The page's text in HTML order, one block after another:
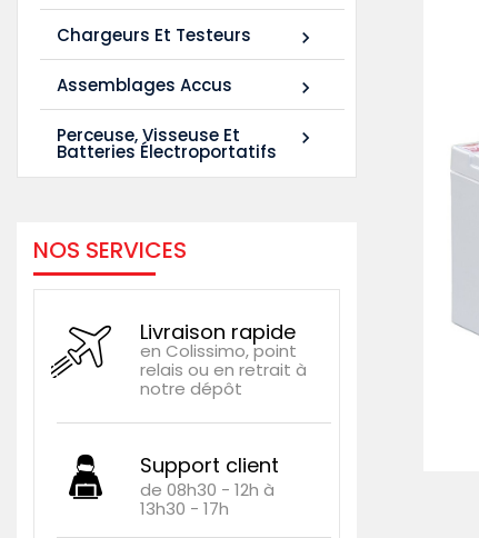

Chargeurs Et Testeurs

Assemblages Accus

Perceuse, Visseuse Et
Batteries Électroportatifs
NOS SERVICES
Livraison rapide
en Colissimo, point
relais ou en retrait à
notre dépôt
Support client
de 08h30 - 12h à
13h30 - 17h